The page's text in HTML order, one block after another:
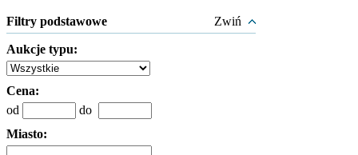
Filtry podstawowe Zwiń
Aukcje typu:
Cena:
od
do
Miasto: